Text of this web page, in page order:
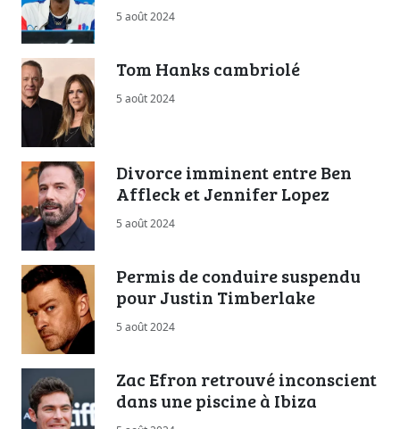
5 août 2024
Tom Hanks cambriolé
5 août 2024
Divorce imminent entre Ben
Affleck et Jennifer Lopez
5 août 2024
Permis de conduire suspendu
pour Justin Timberlake
5 août 2024
Zac Efron retrouvé inconscient
dans une piscine à Ibiza